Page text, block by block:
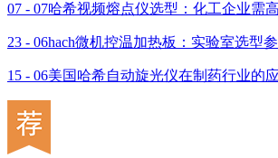
07 - 07哈希视频熔点仪选型：化工企业需
23 - 06hach微机控温加热板：实验室选型
15 - 06美国哈希自动旋光仪在制药行业的